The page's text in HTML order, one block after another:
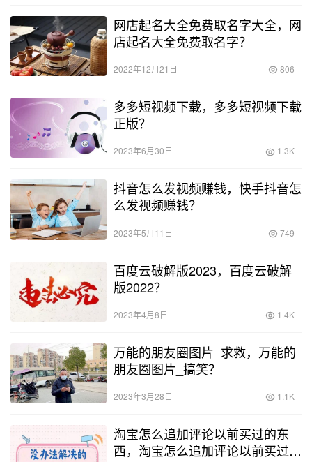
网店起名大全免费取名字大全，网
店起名大全免费取名字？
2022年12月21日 806
多多短视频下载，多多短视频下载
正版？
2023年6月30日 1.3K
抖音怎么发视频赚钱，快手抖音怎
么发视频赚钱？
2023年5月11日 749
百度云破解版2023，百度云破解
版2022？
2023年4月8日 1.4K
万能的朋友圈图片_求救，万能的
朋友圈图片_搞笑？
2023年3月28日 1.1K
淘宝怎么追加评论以前买过的东
西，淘宝怎么追加评论以前买过的